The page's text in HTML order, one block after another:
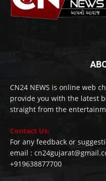
CN24 NEWS is online web
provide you with the latest
straight from the
Contact Us:
For any feedback or
email :
+919638877700